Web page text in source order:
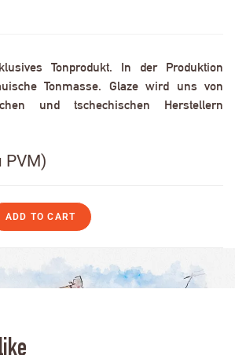
Tonprodukt. In der Produktion
Tonmasse. Glaze wird uns von
und tschechischen Herstellern
PVM)
ADD TO CART